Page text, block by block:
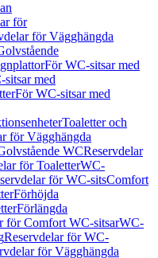
för
för Vägghängda
För WC-sitsar med
med
För WC-sitsar med
Toaletter och
för Vägghängda
WCReservdelar
för ToaletterWC-
för WC-sitsComfort
Förhöjda
Förlängda
för Comfort WC-sitsarWC-
Reservdelar för WC-
för Vägghängda